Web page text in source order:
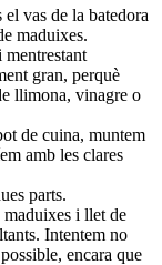
vas de la batedora
maduixes.
gran, perquè
llimona, vinagre o
de cuina, muntem
amb les clares
parts.
maduixes i llet de
Intentem no
encara que